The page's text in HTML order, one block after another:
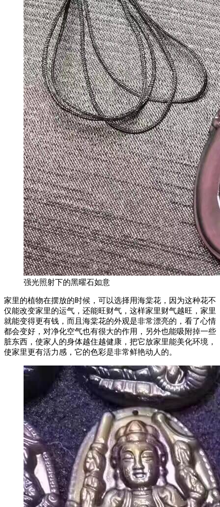
强光照射下的黑曜石如意
家里的植物在摆放的时候，可以选择用海棠花，因为这种花不
仅能改变家里的运气，还能旺财气，这样家里财气越旺，家里
就能变得更有钱，而且海棠花的外观是非常漂亮的，看了心情
都会变好，对净化空气也有很大的作用，另外也能吸附掉一些
脏东西，使家人的身体越住越健康，把它放家里能美化环境，
使家里更有活力感，它的色彩是非常鲜艳动人的。